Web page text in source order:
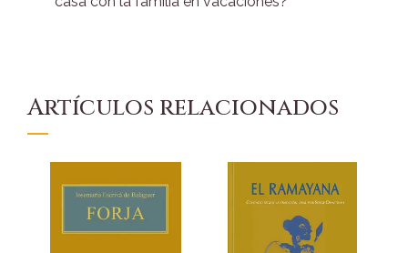
Artículos relacionados